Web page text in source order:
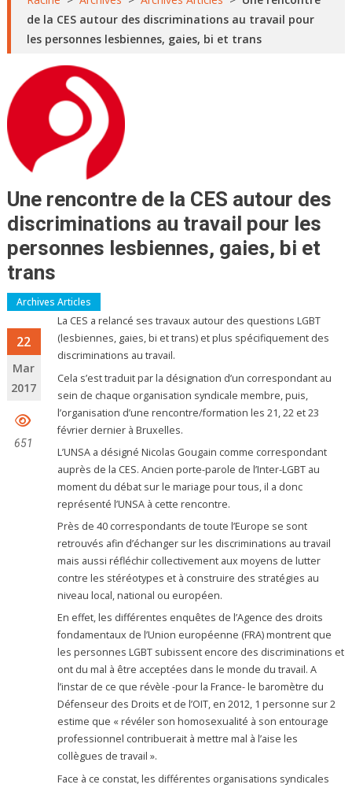
de la CES autour des discriminations au travail pour
les personnes lesbiennes, gaies, bi et trans
Une rencontre de la CES autour des
discriminations au travail pour les
personnes lesbiennes, gaies, bi et
trans
Archives Articles
22
Mar
2017
651
La CES a relancé ses travaux autour des questions LGBT
(lesbiennes, gaies, bi et trans) et plus spécifiquement des
discriminations au travail.
Cela s’est traduit par la désignation d’un correspondant au
sein de chaque organisation syndicale membre, puis,
l’organisation d’une rencontre/formation les 21, 22 et 23
février dernier à Bruxelles.
L’UNSA a désigné Nicolas Gougain comme correspondant
auprès de la CES. Ancien porte-parole de l’Inter-LGBT au
moment du débat sur le mariage pour tous, il a donc
représenté l’UNSA à cette rencontre.
Près de 40 correspondants de toute l’Europe se sont
retrouvés afin d’échanger sur les discriminations au travail
mais aussi réfléchir collectivement aux moyens de lutter
contre les stéréotypes et à construire des stratégies au
niveau local, national ou européen.
En effet, les différentes enquêtes de l’Agence des droits
fondamentaux de l’Union européenne (FRA) montrent que
les personnes LGBT subissent encore des discriminations et
ont du mal à être acceptées dans le monde du travail. A
l’instar de ce que révèle -pour la France- le baromètre du
Défenseur des Droits et de l’OIT, en 2012, 1 personne sur 2
estime que « révéler son homosexualité à son entourage
professionnel contribuerait à mettre mal à l’aise les
collègues de travail ».
Face à ce constat, les différentes organisations syndicales